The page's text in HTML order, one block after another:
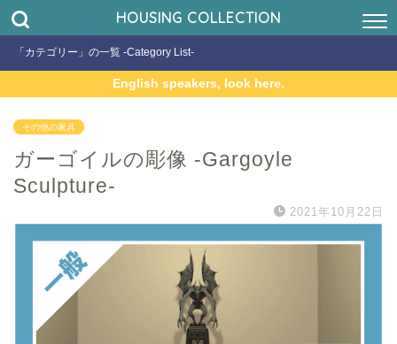
HOUSING COLLECTION
「カテゴリー」の一覧 -Category List-
English speakers, look here.
その他の家具
ガーゴイルの彫像 -Gargoyle
Sculpture-
2021年10月22日